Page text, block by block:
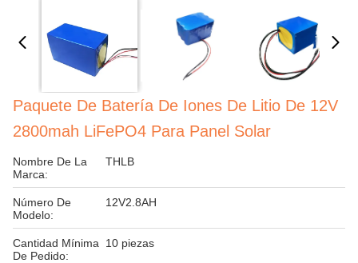
Paquete De Batería De Iones De Litio De 12V
2800mah LiFePO4 Para Panel Solar
Nombre De La
Marca:
THLB
Número De
Modelo:
12V2.8AH
Cantidad Mínima
De Pedido:
10 piezas